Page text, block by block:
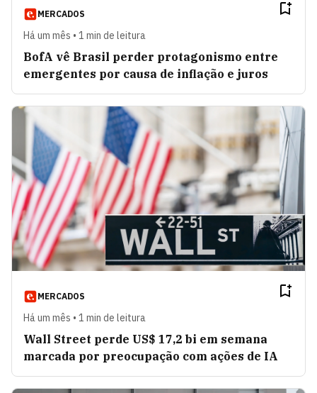
MERCADOS
Há um mês • 1 min de leitura
BofA vê Brasil perder protagonismo entre
emergentes por causa de inflação e juros
MERCADOS
Há um mês • 1 min de leitura
Wall Street perde US$ 17,2 bi em semana
marcada por preocupação com ações de IA